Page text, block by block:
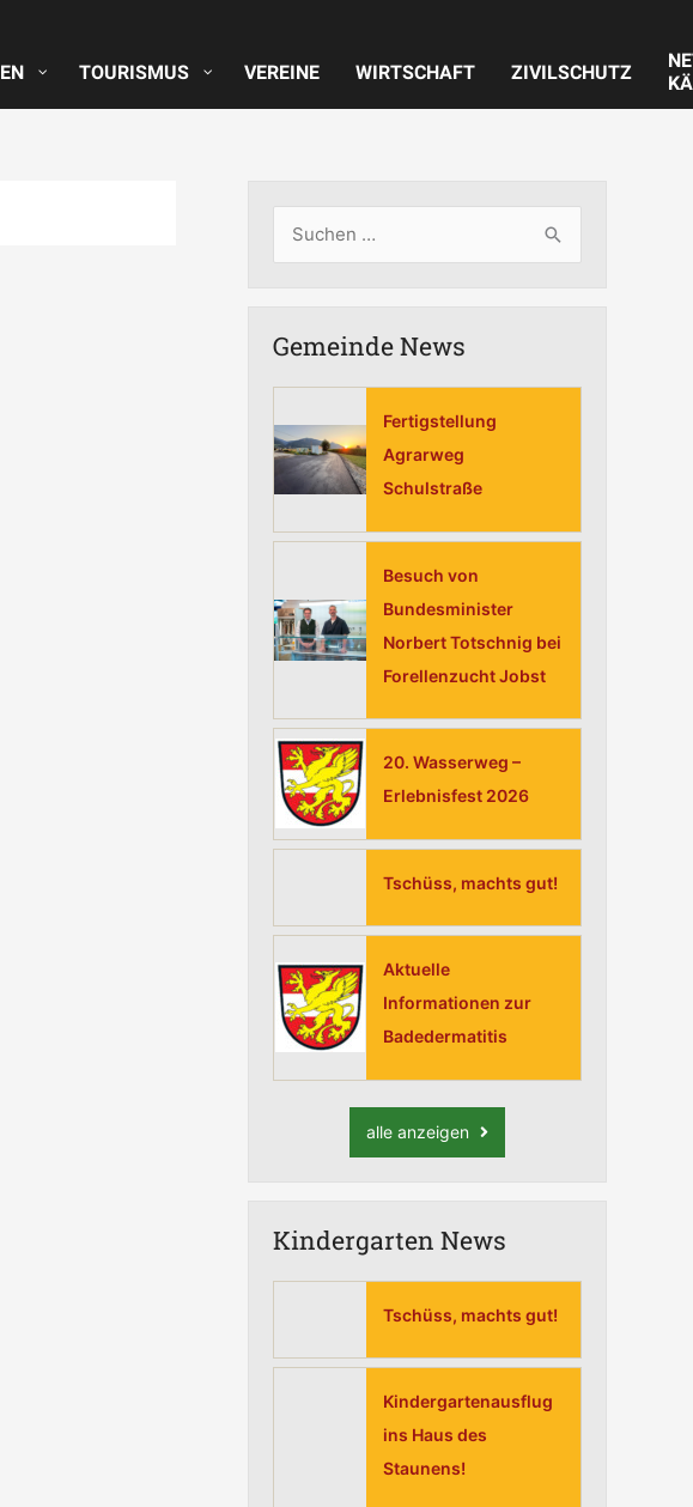
TOURISMUS VEREINE WIRTSCHAFT ZIVILSCHUTZ
h
e
n
a
c
:
Gemeinde News
Fertigstellung
Agrarweg
Schulstraße
Besuch von
Bundesminister
Norbert Totschnig bei
Forellenzucht Jobst
20. Wasserweg –
Erlebnisfest 2026
Tschüss, machts gut!
Aktuelle
Informationen zur
Badedermatitis
alle anzeigen
Kindergarten News
Tschüss, machts gut!
Kindergartenausflug
ins Haus des
Staunens!